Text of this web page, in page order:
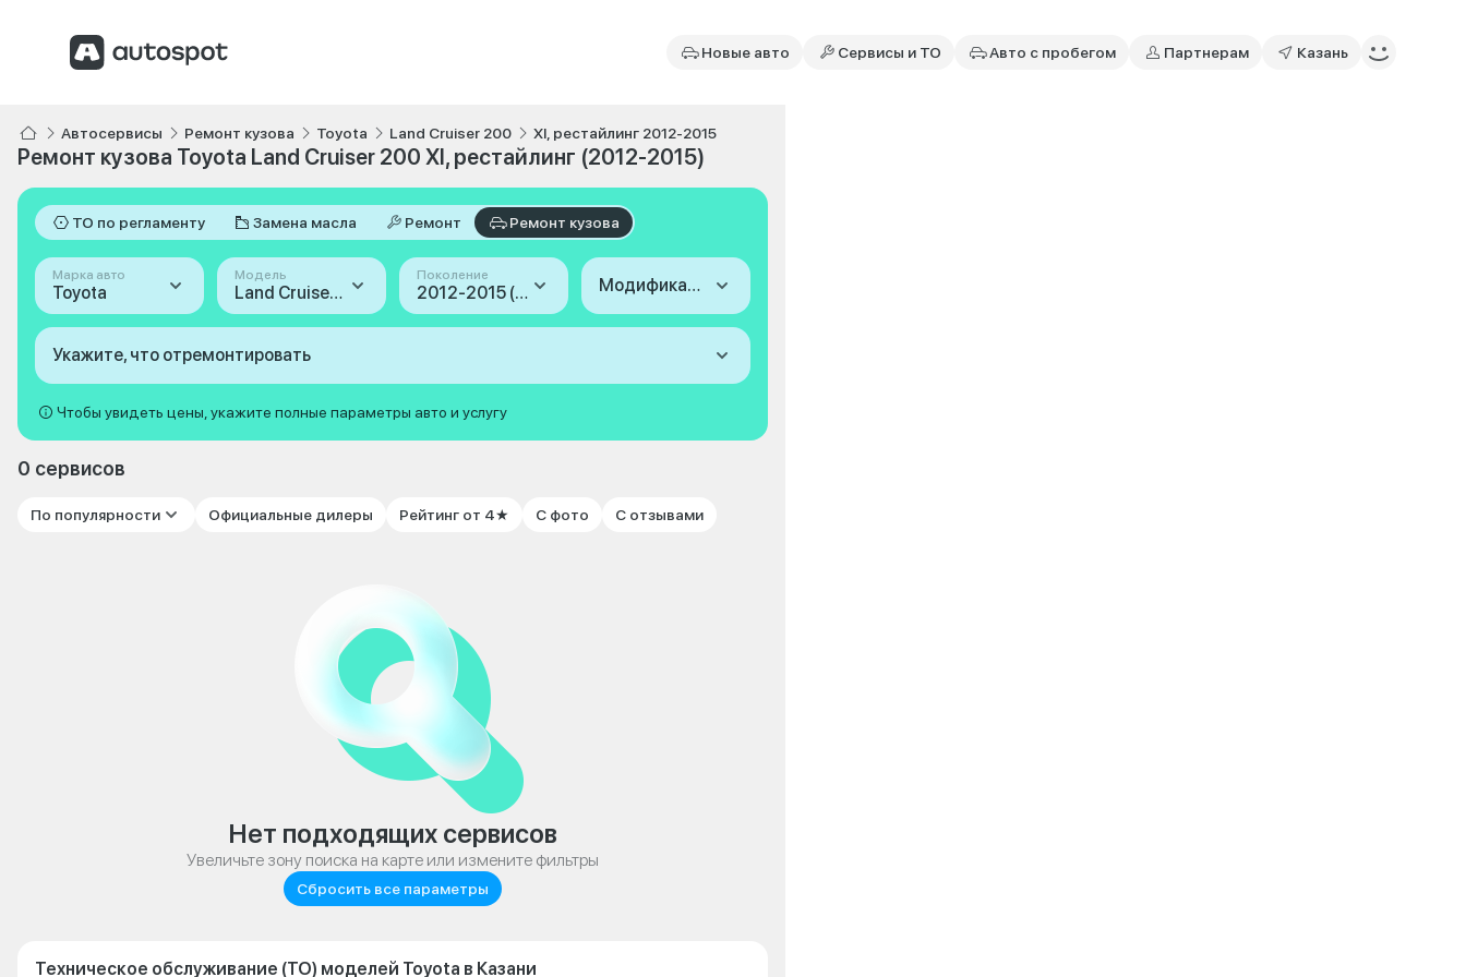
Новые авто Сервисы и ТО Авто с пробегом Партнерам Казань
Автосервисы Ремонт кузова Toyota Land Cruiser 200 XI, рестайлинг 2012-2015
Ремонт кузова Toyota Land Cruiser 200 XI, рестайлинг (2012-2015)
ТО по регламенту Замена масла Ремонт Ремонт кузова
Марка авто
Toyota
Модель
Land Cruiser 200
Поколение
2012-2015 (XI, рестайлинг) Модификация
Укажите, что отремонтировать
Чтобы увидеть цены, укажите полные параметры авто и услугу
0 сервисов
По популярности Официальные дилеры Рейтинг от 4★ С фото С отзывами
Нет подходящих сервисов
Увеличьте зону поиска на карте или измените фильтры
Сбросить все параметры
Техническое обслуживание (ТО) моделей Toyota в Казани